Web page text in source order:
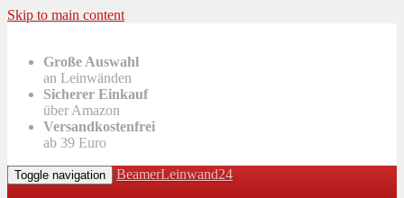
Skip to main content
Große Auswahl
an Leinwänden
Sicherer Einkauf
über Amazon
Versandkostenfrei
ab 39 Euro
Toggle navigation BeamerLeinwand24